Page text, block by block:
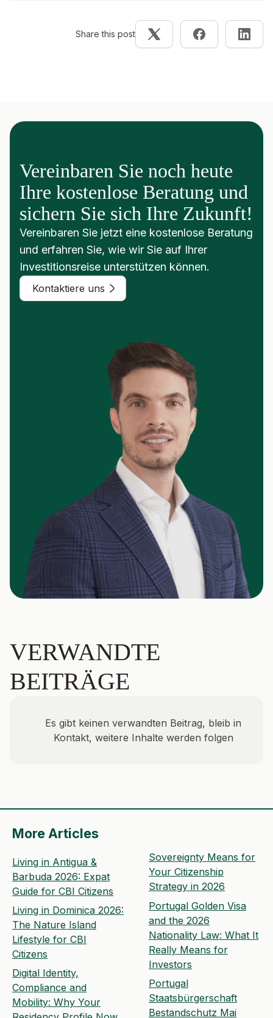
Share this post
Vereinbaren Sie noch heute
Ihre kostenlose Beratung und
sichern Sie sich Ihre Zukunft!
Vereinbaren Sie jetzt eine kostenlose Beratung
und erfahren Sie, wie wir Sie auf Ihrer
Investitionsreise unterstützen können.
Kontaktiere uns
VERWANDTE
BEITRÄGE
Es gibt keinen verwandten Beitrag, bleib in
Kontakt, weitere Inhalte werden folgen
More Articles
Living in Antigua &
Barbuda 2026: Expat
Guide for CBI Citizens
Living in Dominica 2026:
The Nature Island
Lifestyle for CBI
Citizens
Digital Identity,
Compliance and
Mobility: Why Your
Sovereignty Means for
Your Citizenship
Strategy in 2026
Portugal Golden Visa
and the 2026
Nationality Law: What It
Really Means for
Investors
Portugal
Staatsbürgerschaft
Bestandschutz Mai